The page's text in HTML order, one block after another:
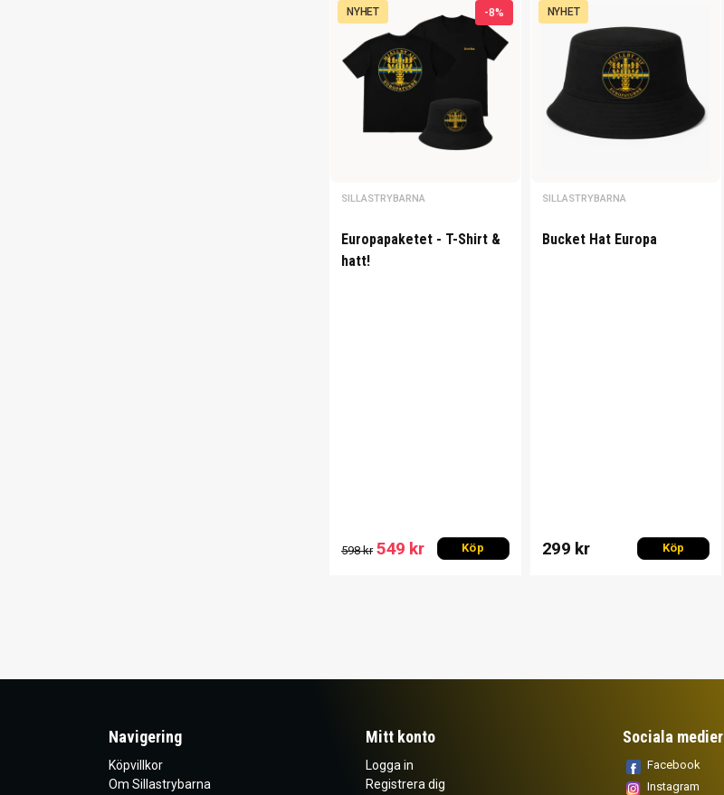
SILLASTRYBARNA
Europapaketet - T-Shirt &
hatt!
598 kr 549 kr Köp
NYHET -8%
SILLASTRYBARNA
Bucket Hat Europa
299 kr Köp
NYHET
Navigering
Köpvillkor
Om Sillastrybarna
Mitt konto
Logga in
Registrera dig
Sociala medier
Facebook
Instagram